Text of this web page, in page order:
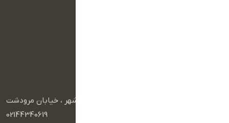
تهران، آریاشهر ، خیابان مرودشت
02144340619